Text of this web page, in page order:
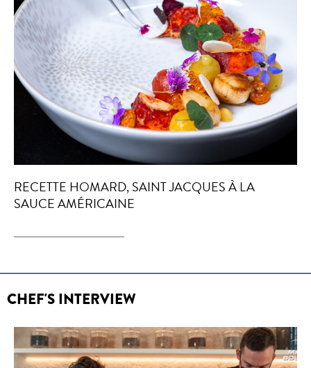
RECETTE HOMARD, SAINT JACQUES À LA
SAUCE AMÉRICAINE
CHEF'S INTERVIEW